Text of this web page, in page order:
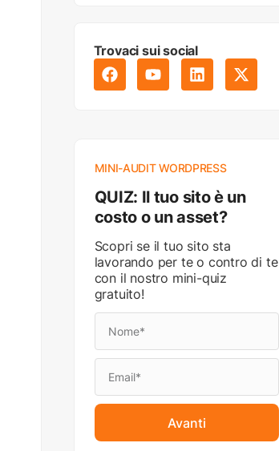
Trovaci sui social
MINI-AUDIT WORDPRESS
QUIZ: Il tuo sito è un
costo o un asset?
Scopri se il tuo sito sta
lavorando per te o contro di te
con il nostro mini-quiz
gratuito!
Avanti